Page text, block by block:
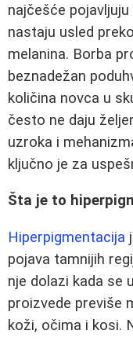
najčešće
nastaju usled
melanina. Borba
beznadežan
količina novca u
često ne daju
uzroka i
ključno je za
Šta je to
Hiperpigmentacija
pojava tamnijih
nje dolazi kada se
proizvede previše
koži, očima i kosi.